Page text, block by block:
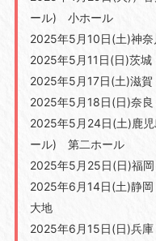
ール) 小ホール
2025年5月10日(土)神
2025年5月11日(日)茨城
2025年5月17日(土)滋
2025年5月18日(日)奈
2025年5月24日(土)鹿
ール) 第二ホール
2025年5月25日(日)福
2025年6月14日(土)静
大地
2025年6月15日(日)兵